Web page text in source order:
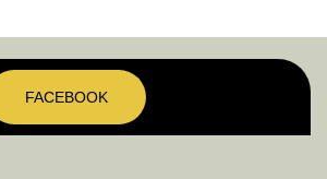
FACEBOOK